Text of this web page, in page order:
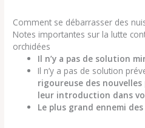
Comment se débarrasser des
Notes importantes sur la lutte
orchidées
Il n’y a pas de solution
Il n’y a pas de solution
rigoureuse des
leur introduction dans
Le plus grand ennemi